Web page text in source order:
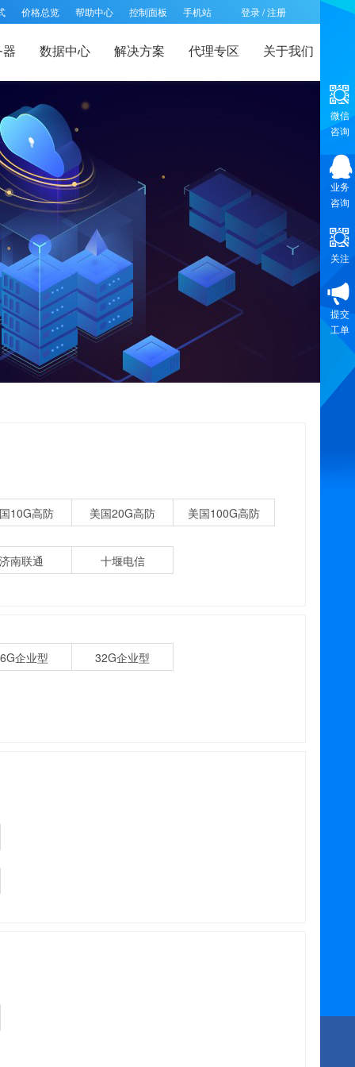
价格总览 帮助中心 控制面板 手机站 登录/注册
数据中心 解决方案 代理专区 关于我们
微信
咨询
业务
咨询
关注
提交
工单
10G高防 美国20G高防 美国100G高防
南联通 十堰电信
企业型 32G企业型